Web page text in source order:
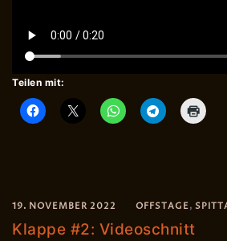
Teilen mit:
19. NOVEMBER 2022 OFFSTAGE,
Klappe #2: Videoschnitt